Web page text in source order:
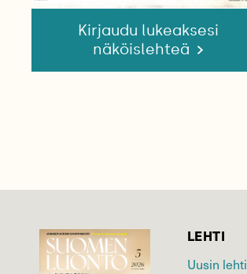
Kirjaudu lukeaksesi
näköislehteä
LEHTI
Uusin lehti